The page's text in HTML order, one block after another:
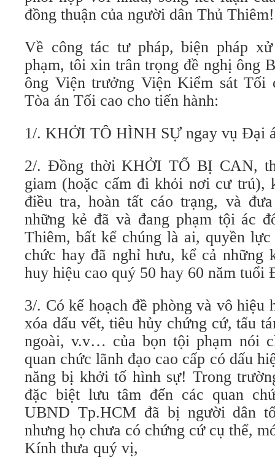
đồng thuận của người dân Thủ Thiêm!
Về công tác tư pháp, biện pháp
phạm, tôi xin trân trọng đề nghị ông
ông Viện trưởng Viện Kiểm sát Tối
Tòa án Tối cao cho tiến hành:
1/. KHỞI TÔ HÌNH SỰ ngay vụ Đại
2/. Đồng thời KHỞI TỐ BỊ CAN,
giam (hoặc cấm đi khỏi nơi cư trú),
điều tra, hoàn tất cáo trạng, và
những kẻ đã và đang phạm tội ác
Thiêm, bất kể chúng là ai, quyền
chức hay đã nghỉ hưu, kể cả những
huy hiệu cao quý 50 hay 60 năm tuổi
3/. Có kế hoạch đề phòng và vô hiệu
xóa dấu vết, tiêu hủy chứng cứ, tẩu
ngoài, v.v… của bọn tội phạm nói
quan chức lãnh đạo cao cấp có dấu
năng bị khởi tố hình sự! Trong
đặc biệt lưu tâm đến các quan
UBND Tp.HCM đã bị người dân
nhưng họ chưa có chứng cứ cụ thể,
Kính thưa quý vị,